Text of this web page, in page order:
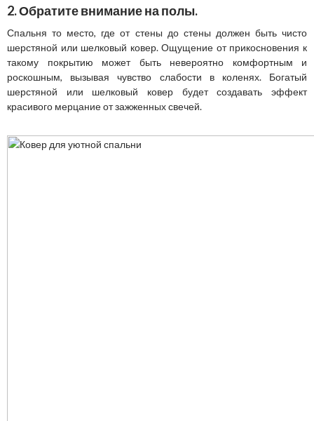
2. Обратите внимание на полы.
Спальня то место, где от стены до стены должен быть чисто
шерстяной или шелковый ковер. Ощущение от прикосновения к
такому покрытию может быть невероятно комфортным и
роскошным, вызывая чувство слабости в коленях. Богатый
шерстяной или шелковый ковер будет создавать эффект
красивого мерцание от зажженных свечей.